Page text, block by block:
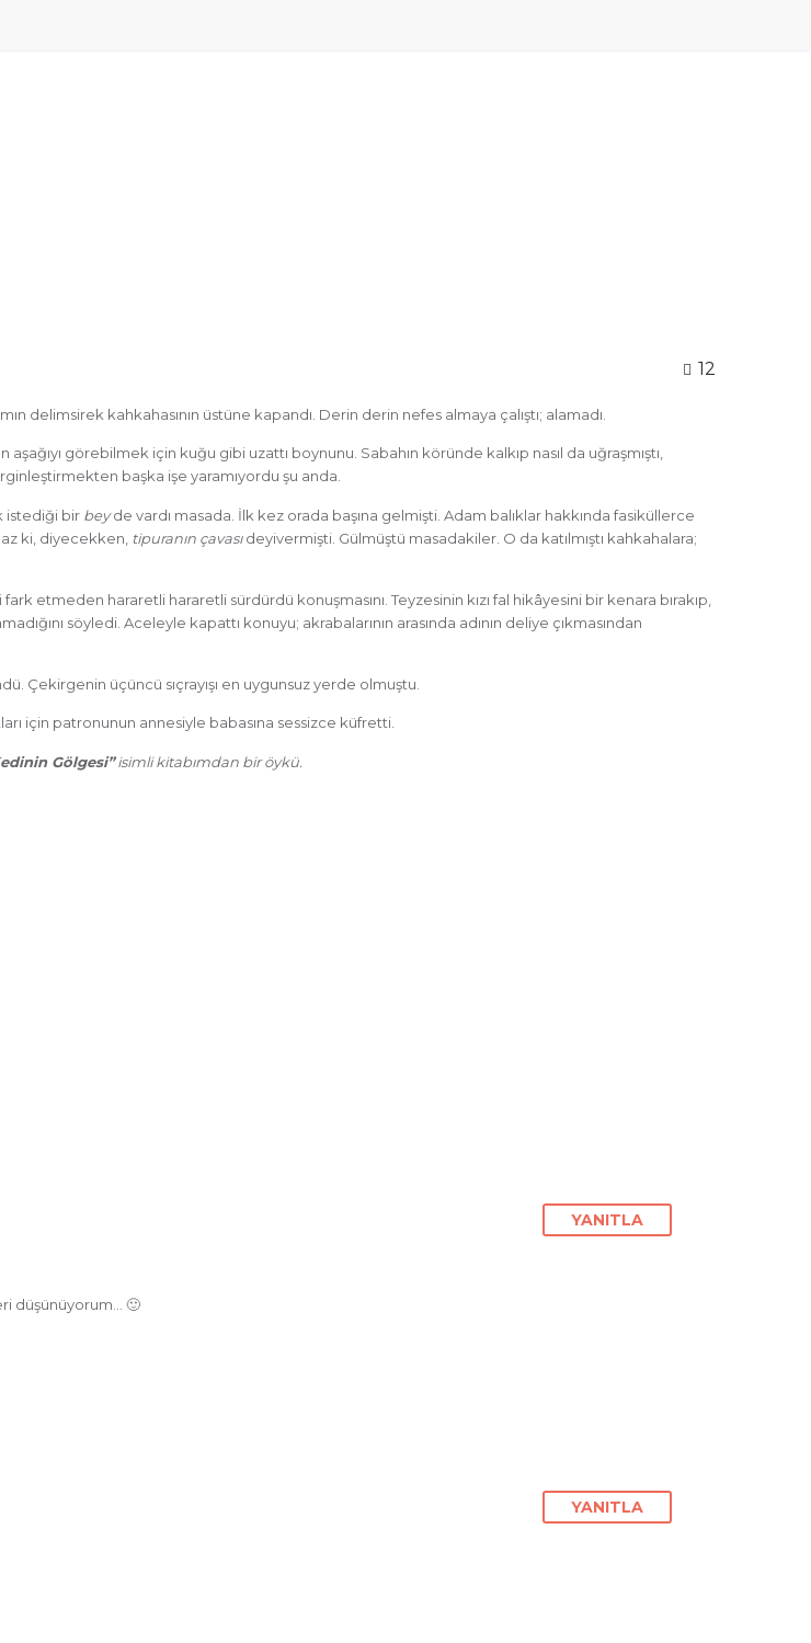
12
delimsirek kahkahasının üstüne kapandı. Derin derin nefes almaya çalıştı; alamadı.
görebilmek için kuğu gibi uzattı boynunu. Sabahın köründe kalkıp nasıl da uğraşmıştı,
başka işe yaramıyordu şu anda.
istediği bir beyde vardı masada. İlk kez orada başına gelmişti. Adam balıklar hakkında fasiküllerce
ki, diyecekken, tipuranın çavasıdeyivermişti. Gülmüştü masadakiler. O da katılmıştı kahkahalara;
etmeden hararetli hararetli sürdürdü konuşmasını. Teyzesinin kızı fal hikâyesini bir kenara bırakıp,
söyledi. Aceleyle kapattı konuyu; akrabalarının arasında adının deliye çıkmasından
Çekirgenin üçüncü sıçrayışı en uygunsuz yerde olmuştu.
için patronunun annesiyle babasına sessizce küfretti.
Gölgesi”isimli kitabımdan bir öykü.
YANITLA
düşünüyorum… 🙂
YANITLA